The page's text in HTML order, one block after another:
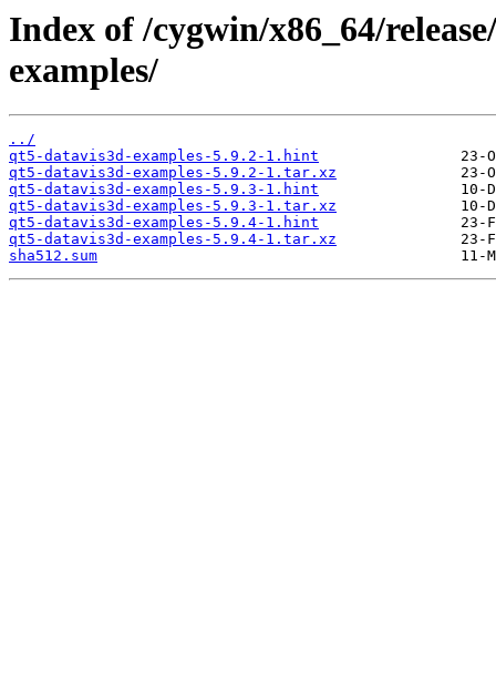
Index of /cygwin/x86_64/
examples/
../
qt5-datavis3d-examples-5.9.2-1.hint
qt5-datavis3d-examples-5.9.2-1.tar.xz
qt5-datavis3d-examples-5.9.3-1.hint
qt5-datavis3d-examples-5.9.3-1.tar.xz
qt5-datavis3d-examples-5.9.4-1.hint
qt5-datavis3d-examples-5.9.4-1.tar.xz
sha512.sum